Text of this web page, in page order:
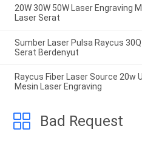
20W 30W 50W Laser Engraving
Laser Serat
Sumber Laser Pulsa Raycus
Serat Berdenyut
Raycus Fiber Laser Source 20w
Mesin Laser Engraving
Bad Request